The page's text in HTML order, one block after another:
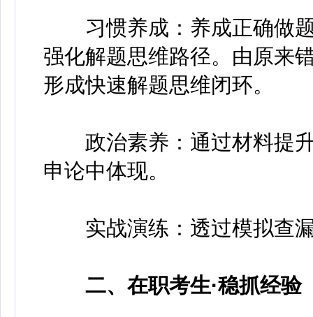
习惯养成：养成正确做题
强化解题思维路径。由原来
形成快速解题思维闭环。
政治素养：通过材料提升
申论中体现。
实战演练：透过模拟查漏
二、在职考生·稳抓经验